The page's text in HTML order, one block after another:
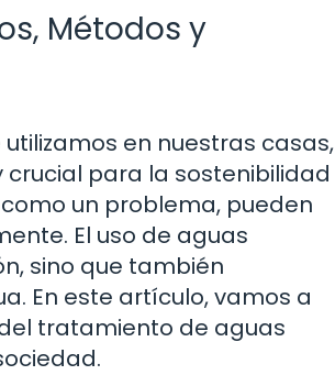
Métodos y
en nuestras casas,
para la sostenibilidad
un problema, pueden
El uso de aguas
sino que también
En este artículo, vamos a
tratamiento de aguas